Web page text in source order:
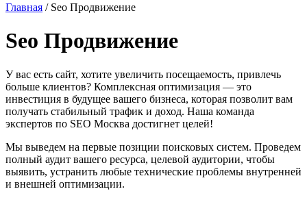
Главная / Seo Продвижение
Seo Продвижение
У вас есть сайт, хотите увеличить посещаемость, привлечь
больше клиентов? Комплексная оптимизация — это
инвестиция в будущее вашего бизнеса, которая позволит вам
получать стабильный трафик и доход. Наша команда
экспертов по SEO Москва достигнет целей!
Мы выведем на первые позиции поисковых систем. Проведем
полный аудит вашего ресурса, целевой аудитории, чтобы
выявить, устранить любые технические проблемы внутренней
и внешней оптимизации.